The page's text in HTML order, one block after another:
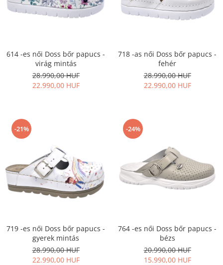
614 -es női Doss bőr papucs -
virág mintás
28.990,00 HUF
22.990,00 HUF
718 -as női Doss bőr papucs -
fehér
28.990,00 HUF
22.990,00 HUF
-21%
719 -es női Doss bőr papucs -
gyerek mintás
28.990,00 HUF
22.990,00 HUF
-24%
764 -es női Doss bőr papucs -
bézs
20.990,00 HUF
15.990,00 HUF